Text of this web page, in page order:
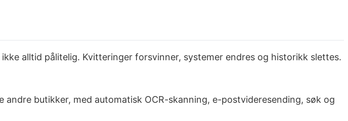
alltid pålitelig. Kvitteringer forsvinner, systemer endres og historikk slettes.
andre butikker, med automatisk OCR-skanning, e-postvideresending, søk og